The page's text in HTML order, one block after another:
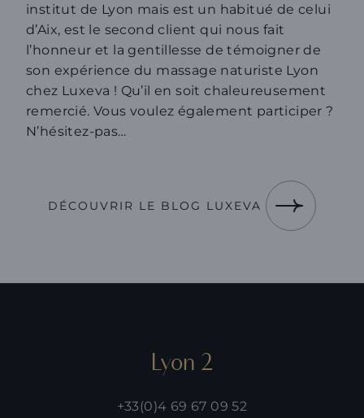
institut de Lyon mais est un habitué de celui
d’Aix, est le second client qui nous fait
l’honneur et la gentillesse de témoigner de
son expérience du massage naturiste Lyon
chez Luxeva ! Qu’il en soit chaleureusement
remercié. Vous voulez également participer ?
N’hésitez-pas…
DÉCOUVRIR LE BLOG LUXEVA
Lyon 2
+33(0)4 69 67 09 52